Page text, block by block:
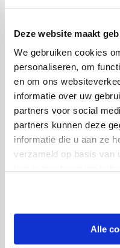
Deze website maakt
We gebruiken cookies
personaliseren, om
en om ons
informatie over uw
partners voor social
partners kunnen deze
informatie die u aan ze
verzameld op basis van
Alle
Foto's
Ajax -